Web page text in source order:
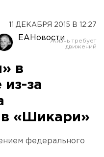
11 ДЕКАБРЯ 2015 В 12:27
ЕАНовости
в
из-за
в «Шикари»
федерального